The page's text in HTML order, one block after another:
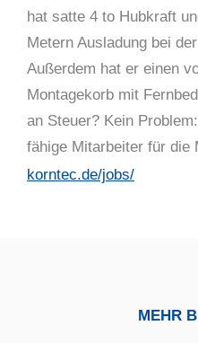
hat satte 4 to Hubkraft
Metern Ausladung bei
Außerdem hat er einen
Montagekorb mit
an Steuer? Kein
fähige Mitarbeiter für die
korntec.de/jobs/
MEHR